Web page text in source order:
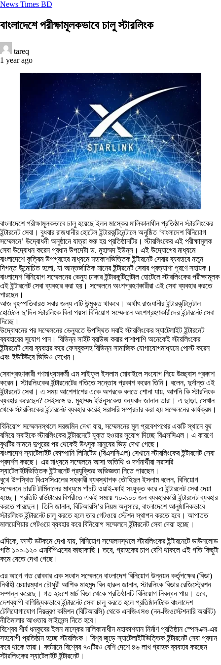
News Times BD
বাংলাদেশে পরীক্ষামূলকভাবে চালু স্টারলিংক
tareq
1 year ago
বাংলাদেশে পরীক্ষামূলকভাবে চালু হয়েছে ইলন মাস্কের মালিকানাধীন প্রতিষ্ঠান স্টারলিংকের
ইন্টারনেট সেবা। বুধবার রাজধানীর হোটেল ইন্টারকন্টিনেন্টালে অনুষ্ঠিত ‘বাংলাদেশ বিনিয়োগ
সম্মেলনে’ উদ্বোধনী অনুষ্ঠানে যাত্রা শুরু হয় প্রতিষ্ঠানটির। স্টারলিংকের এই পরীক্ষামূলক
সেবা উদ্বোধন করেন প্রধান উপদেষ্টা ড. মুহাম্মদ ইউনূস। এই উদ্যোগের মাধ্যমে
বাংলাদেশে কৃত্রিম উপগ্রহের মাধ্যমে মহাকাশভিত্তিক ইন্টারনেট সেবার ব্যবহারে নতুন
দিগন্ত উন্মোচিত হলো, যা আন্তর্জাতিক মানের ইন্টারনেট সেবার প্রত্যাশা পূরণে সহায়ক।
বাংলাদেশ বিনিয়োগ সম্মেলনের ভেন্যু ঢাকার ইন্টারকন্টিনেন্টাল হোটেলে স্টারলিংকের পরীক্ষামূলক
এই ইন্টারনেট সেবা ব্যবহার করা হয়। সম্মেলনে অংশগ্রহণকারীরা এই সেবা ব্যবহার করতে
পারছেন।
আজ বৃহস্পতিবারও সবার জন্য এটি উন্মুক্ত থাকবে। অর্থাৎ রাজধানীর ইন্টারকন্টিনেন্টাল
হোটেলে দু’দিন স্টারলিংক বিনা পয়সা বিনিয়োগ সম্মেলনে অংশগ্রহণকারীদের ইন্টারনেট সেবা
দিচ্ছে।
উদ্বোধনের পর সম্মেলনের ভেন্যুতে উপস্থিত সবাই স্টারলিংকের স্যাটেলাইট ইন্টারনেট
ব্যবহারের সুযোগ পান। বিভিন্ন সাইট ব্রাউজ করার পাশাপাশি অনেকেই স্টারলিংকের
ইন্টারনেট সেবা ব্যবহার করে ফেসবুকসহ বিভিন্ন সামাজিক যোগাযোগমাধ্যমে পোস্ট করেন
এবং ইউটিউবে ভিডিও দেখেন।
সেবাগ্রহণকারী গণমাধ্যমকর্মী এম সাইফুল ইসলাম মোবাইলে সংযোগ নিয়ে উচ্ছ্বাস প্রকাশ
করেন। স্টারলিংকের ইন্টারনেটের গতিতে সন্তোষ প্রকাশ করেন তিনি। বলেন, দুর্দান্ত এই
ইন্টারনেট সেবা। এ সময় আশেপাশের একে অপরকে বলতে শোনা যায়, আপনি কি স্টারলিংক
ব্যবহার করেছেন? সেইসঙ্গে ড. মুহাম্মদ ইউনূসকেও ধন্যবাদ জানান তারা। এ ছাড়া, সেখান
থেকে স্টারলিংকের ইন্টারনেট ব্যবহার করেই সরাসরি সম্প্রচার করা হয় সম্মেলনের কার্যক্রম।
বিনিয়োগ সম্মেলনস্থলে সরজমিন দেখা যায়, সম্মেলনের মূল প্রবেশপথের একটি স্থানে বুথ
বসিয়ে সবাইকে স্টারলিংকের ইন্টারনেটে যুক্ত হওয়ার সুযোগ দিচ্ছে বিএসসিএল। এ কারণে
বুথটির সামনে দুপুরের পর থেকেই উৎসুক মানুষের ভিড় দেখা গেছে।
বাংলাদেশ স্যাটেলাইট কোম্পানি লিমিটেড (বিএসসিএল) সেখানে স্টারলিংকের ইন্টারনেট সেবা
প্রদর্শন করছে। এর মাধ্যমে সম্মেলনে আসা অতিথি ও দর্শনার্থীরা সরাসরি
স্যাটেলাইটভিত্তিক ইন্টারনেট প্রযুক্তির অভিজ্ঞতা নিতে পারছেন।
বুথে উপস্থিত বিএসসিএলের সহকারী ব্যবস্থাপক তৌহিদুল ইসলাম বলেন, বিনিয়োগ
সম্মেলনে চারটি টার্মিনালের মাধ্যমে পাঁচটি ওয়াই-ফাই সংযুক্ত করে এ ইন্টারনেট সেবা দেয়া
হচ্ছে। প্রতিটি রাউটারের বিপরীতে একই সময়ে ৭০-১০০ জন ব্যবহারকারী ইন্টারনেট ব্যবহার
করতে পারছেন। তিনি জানান, বিটিআরসি’র নিয়ম অনুসারে, বাংলাদেশে আনুষ্ঠানিকভাবে
স্টারলিংক ইন্টারনেট চালু করতে হলে তার গেটওয়ে স্টেশন স্থাপন করতে হবে। আপাতত
মালয়েশিয়ার গেটওয়ে ব্যবহার করে বিনিয়োগ সম্মেলনে ইন্টারনেট সেবা দেয়া হচ্ছে।
এদিকে, ফাস্ট ডটকমে দেখা যায়, বিনিয়োগ সম্মেলনস্থলে স্টারলিংকের ইন্টারনেটে ডাউনলোড
গতি ১০০-১২০ এমবিপিএসের কাছাকাছি। তবে, গ্রাহকের চাপ বেশি থাকলে এই গতি কিছুটা
কমে যেতে দেখা গেছে।
এর আগে গত রোববার এক সংবাদ সম্মেলনে বাংলাদেশ বিনিয়োগ উন্নয়ন কর্তৃপক্ষের (বিডা)
নির্বাহী চেয়ারম্যান চৌধুরী আশিক মাহমুদ বিন হারুন জানান, স্টারলিংক বিডার রেজিস্ট্রেশন
সম্পন্ন করেছে। গত ২৯শে মার্চ বিডা থেকে প্রতিষ্ঠানটি বিনিয়োগ নিবন্ধন পায়। তবে,
দেশব্যাপী বাণিজ্যিকভাবে ইন্টারনেট সেবা চালু করতে হলে প্রতিষ্ঠানটিকে বাংলাদেশ
টেলিযোগাযোগ নিয়ন্ত্রণ কমিশন (বিটিআরসি) থেকে এনজিএসও (নন-জিওস্টেশনারি অরবিট)
নীতিমালার আওতায় লাইসেন্স নিতে হবে।
বিশ্বের শীর্ষ ধনকুবের ইলন মাস্কের মালিকানাধীন মহাকাশযান নির্মাণ প্রতিষ্ঠান স্পেসএক্স-এর
সহযোগী প্রতিষ্ঠান হচ্ছে স্টারলিংক। বিশ্ব জুড়ে স্যাটেলাইটভিত্তিক ইন্টারনেট সেবা প্রদান
করে থাকে তারা। বর্তমানে বিশ্বের ৭০টিরও বেশি দেশে ৪৬ লাখ গ্রাহক ব্যবহার করছেন
স্টারলিংকের স্যাটেলাইট ইন্টারনেট।